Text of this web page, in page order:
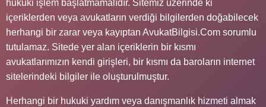
hukuki işlem başlatmamalıdır. Sitemiz üzerinde ki
içeriklerden veya avukatların verdiği bilgilerden doğabilecek
herhangi bir zarar veya kayıptan AvukatBilgisi.Com sorumlu
tutulamaz. Sitede yer alan içeriklerin bir kısmı
avukatlarımızın kendi girişleri, bir kısmı da baroların internet
sitelerindeki bilgiler ile oluşturulmuştur.
Herhangi bir hukuki yardım veya danışmanlık hizmeti almak